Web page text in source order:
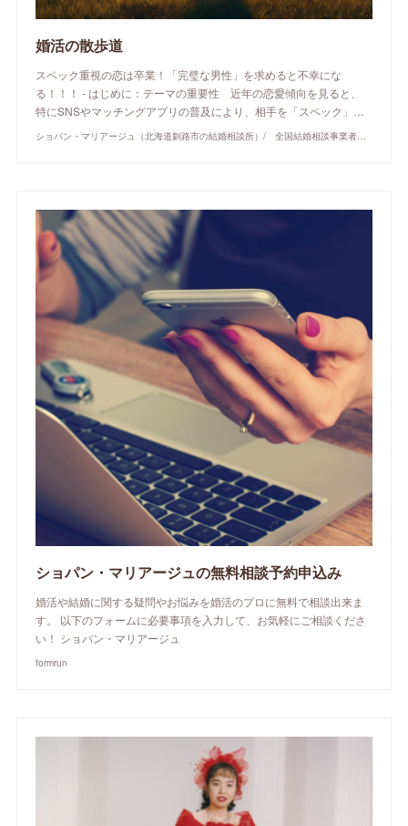
婚活の散歩道
スペック重視の恋は卒業！「完璧な男性」を求めると不幸にな
る！！！ - はじめに：テーマの重要性 近年の恋愛傾向を見ると、
特にSNSやマッチングアプリの普及により、相手を「スペック」…
ショパン・マリアージュ（北海道釧路市の結婚相談所）/ 全国結婚相談事業者連盟正規加盟店 / cherry-piano.com
ショパン・マリアージュの無料相談予約申込み
婚活や結婚に関する疑問やお悩みを婚活のプロに無料で相談出来ま
す。 以下のフォームに必要事項を入力して、お気軽にご相談くださ
い！ ショパン・マリアージュ
formrun